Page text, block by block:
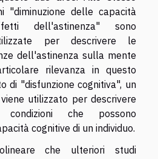
"diminuzione delle capacità
dell'astinenza" sono
per descrivere le
dell'astinenza sulla mente
rilevanza in questo
di "disfunzione cognitiva", un
utilizzato per descrivere
che possono
cognitive di un individuo.
che ulteriori studi